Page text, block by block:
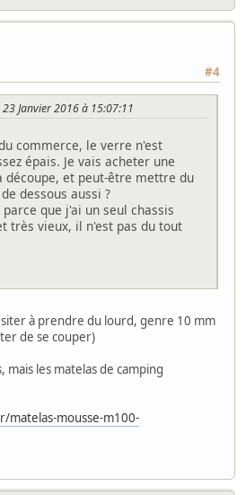
#4
Janvier 2016 à 15:07:11
commerce, le verre n'est
épais. Je vais acheter une
découpe, et peut-être mettre du
dessous aussi ?
que j'ai un seul chassis
très vieux, il n'est pas du tout
à prendre du lourd, genre 10 mm
de se couper)
les matelas de camping
mousse-m100-